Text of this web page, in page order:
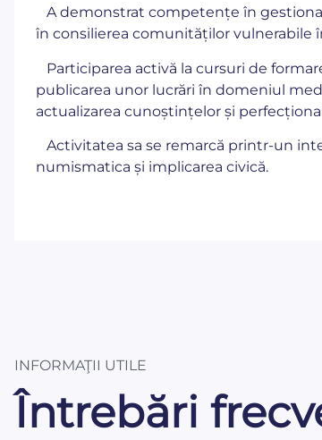
A demonstrat competențe în
în consilierea comunităților vulnerabile
Participarea activă la cursuri de
publicarea unor lucrări în domeniul
actualizarea cunoștințelor și
Activitatea sa se remarcă printr-un
numismatica și implicarea civică.
INFORMAŢII UTILE
Întrebări